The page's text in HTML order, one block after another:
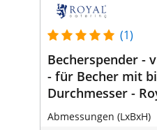
(1)
Becherspender -
- für Becher mit
Durchmesser -
Abmessungen (LxBxH)